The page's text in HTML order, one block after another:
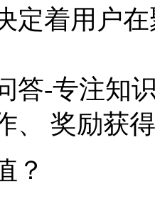
定着用户
答-专注知
、 奖励获
？